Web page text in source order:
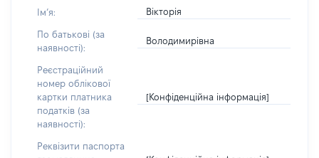
Імʼя: Вікторія
По батькові (за
наявності):
Володимирівна
Реєстраційний
номер облікової
картки платника
податків (за
наявності):
[Конфіденційна інформація]
Реквізити паспорта